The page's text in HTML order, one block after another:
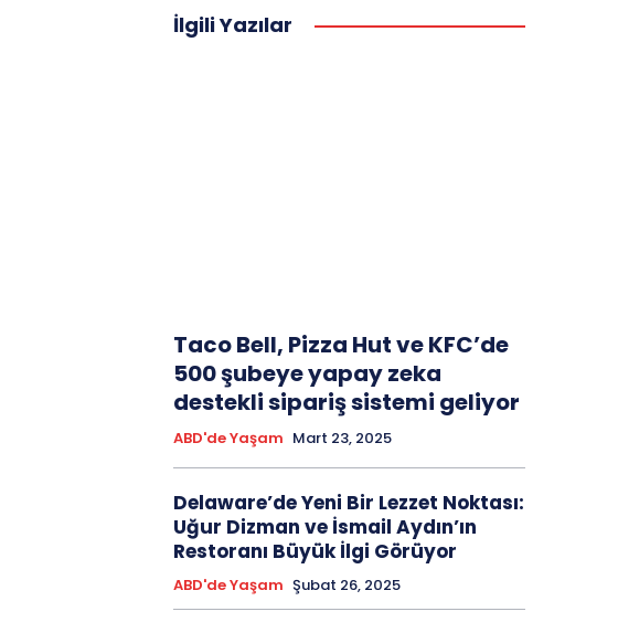
İlgili Yazılar
Taco Bell, Pizza Hut ve KFC’de
500 şubeye yapay zeka
destekli sipariş sistemi geliyor
ABD'de Yaşam Mart 23, 2025
Delaware’de Yeni Bir Lezzet Noktası:
Uğur Dizman ve İsmail Aydın’ın
Restoranı Büyük İlgi Görüyor
ABD'de Yaşam Şubat 26, 2025